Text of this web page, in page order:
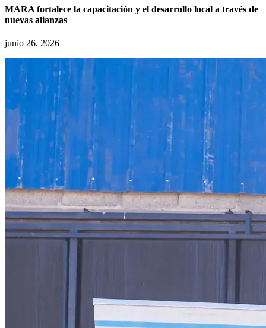
MARA fortalece la capacitación y el desarrollo local a través de
nuevas alianzas
junio 26, 2026